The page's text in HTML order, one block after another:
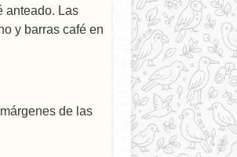
anteado. Las
y barras café en
de las